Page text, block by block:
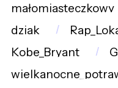
małomiasteczkowy
dziak
Kobe_Bryant